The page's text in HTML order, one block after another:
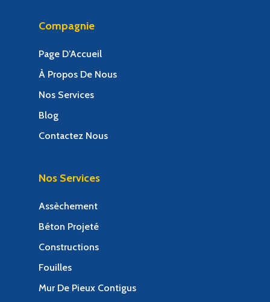
Compagnie
Page D’Accueil
À Propos De Nous
Nos Services
Blog
Contactez Nous
Nos Services
Assèchement
Béton Projeté
Constructions
Fouilles
Mur De Pieux Contigus